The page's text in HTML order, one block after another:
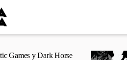
Games y Dark Horse